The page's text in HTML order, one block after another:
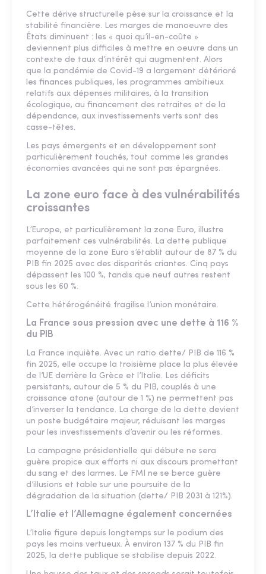
Cette dérive structurelle pèse sur la croissance et la
stabilité financière. Les marges de manoeuvre des
États diminuent : les « quoi qu’il-en-coûte »
deviennent plus difficiles à mettre en oeuvre dans un
contexte de taux d’intérêt qui augmentent. Alors
que la pandémie de Covid-19 a largement détérioré
les finances publiques, les programmes ambitieux
relatifs aux dépenses militaires, à la transition
écologique, au financement des retraites et de la
dépendance, aux investissements verts sont des
casse-têtes.
Les pays émergents et en développement sont
particulièrement touchés, tout comme les grandes
économies avancées qui ne sont pas épargnées.
La zone euro face à des vulnérabilités
croissantes
L’Europe, et particulièrement la zone Euro, illustre
parfaitement ces vulnérabilités. La dette publique
moyenne de la zone Euro s’établit autour de 87 % du
PIB fin 2025 avec des disparités criantes. Cinq pays
dépassent les 100 %, tandis que neuf autres restent
sous les 60 %.
Cette hétérogénéité fragilise l’union monétaire.
La France sous pression avec une dette à 116 %
du PIB
La France inquiète. Avec un ratio dette/ PIB de 116 %
fin 2025, elle occupe la troisième place la plus élevée
de l’UE derrière la Grèce et l’Italie. Les déficits
persistants, autour de 5 % du PIB, couplés à une
croissance atone (autour de 1 %) ne permettent pas
d’inverser la tendance. La charge de la dette devient
un poste budgétaire majeur, réduisant les marges
pour les investissements d’avenir ou les réformes.
La campagne présidentielle qui débute ne sera
guère propice aux efforts ni aux discours promettant
du sang et des larmes. Le FMI ne se berce guère
d’illusions et table sur une poursuite de la
dégradation de la situation (dette/ PIB 2031 à 121%).
L’Italie et l’Allemagne également concernées
L’Italie figure depuis longtemps sur le podium des
pays les moins vertueux. À environ 137 % du PIB fin
2025, la dette publique se stabilise depuis 2022.